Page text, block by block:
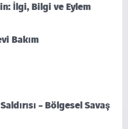
İlgi, Bilgi ve Eylem
Bakım
– Bölgesel Savaş